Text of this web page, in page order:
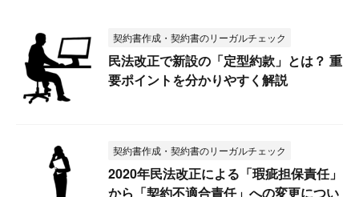
契約書作成・契約書のリーガルチェック
民法改正で新設の「定型約款」とは？ 重
要ポイントを分かりやすく解説
契約書作成・契約書のリーガルチェック
2020年民法改正による「瑕疵担保責任」
から「契約不適合責任」への変更につい